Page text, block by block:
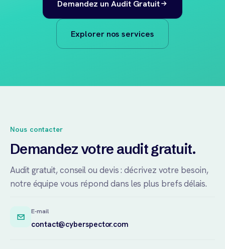
Demandez un Audit Gratuit
Explorer nos services
Nous contacter
Demandez votre audit gratuit.
Audit gratuit, conseil ou devis : décrivez votre besoin,
notre équipe vous répond dans les plus brefs délais.
E-mail
contact@cyberspector.com